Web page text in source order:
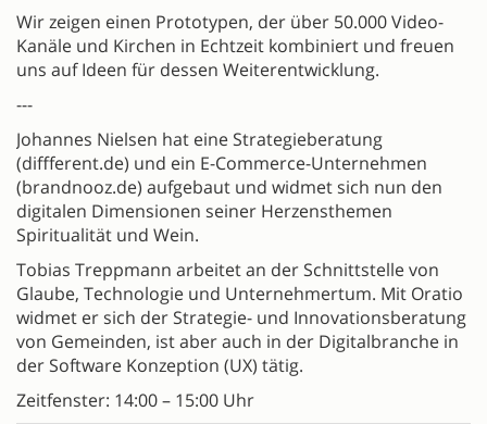
Wir zeigen einen Prototypen, der über 50.000 Video-
Kanäle und Kirchen in Echtzeit kombiniert und freuen
uns auf Ideen für dessen Weiterentwicklung.
---
Johannes Nielsen hat eine Strategieberatung
(diffferent.de) und ein E-Commerce-Unternehmen
(brandnooz.de) aufgebaut und widmet sich nun den
digitalen Dimensionen seiner Herzensthemen
Spiritualität und Wein.
Tobias Treppmann arbeitet an der Schnittstelle von
Glaube, Technologie und Unternehmertum. Mit Oratio
widmet er sich der Strategie- und Innovationsberatung
von Gemeinden, ist aber auch in der Digitalbranche in
der Software Konzeption (UX) tätig.
Zeitfenster: 14:00 – 15:00 Uhr